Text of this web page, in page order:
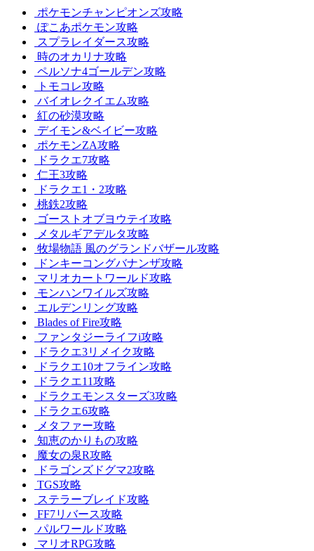
ポケモンチャンピオンズ攻略
ぽこあポケモン攻略
スプラレイダース攻略
時のオカリナ攻略
ペルソナ4ゴールデン攻略
トモコレ攻略
バイオレクイエム攻略
紅の砂漠攻略
デイモン&ベイビー攻略
ポケモンZA攻略
ドラクエ7攻略
仁王3攻略
ドラクエ1・2攻略
桃鉄2攻略
ゴーストオブヨウテイ攻略
メタルギアデルタ攻略
牧場物語 風のグランドバザール攻略
ドンキーコングバナンザ攻略
マリオカートワールド攻略
モンハンワイルズ攻略
エルデンリング攻略
Blades of Fire攻略
ファンタジーライフi攻略
ドラクエ3リメイク攻略
ドラクエ10オフライン攻略
ドラクエ11攻略
ドラクエモンスターズ3攻略
ドラクエ6攻略
メタファー攻略
知恵のかりもの攻略
魔女の泉R攻略
ドラゴンズドグマ2攻略
TGS攻略
ステラーブレイド攻略
FF7リバース攻略
パルワールド攻略
マリオRPG攻略